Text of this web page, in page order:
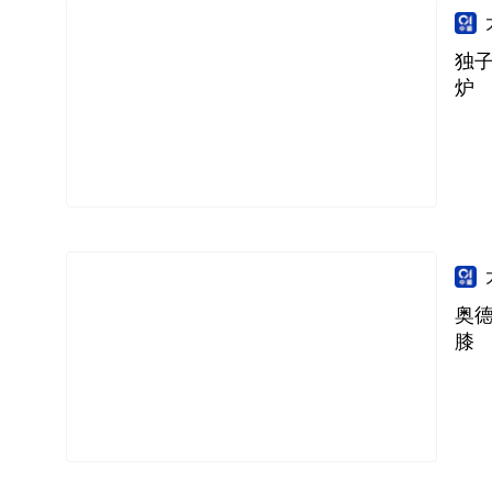
独
炉
奥
膝